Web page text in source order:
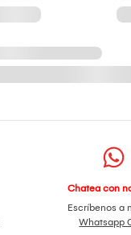
Chatea con
Escríbenos a
Whatsapp